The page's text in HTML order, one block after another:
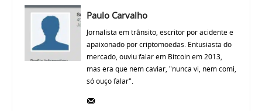
Paulo Carvalho
Jornalista em trânsito, escritor por acidente e
apaixonado por criptomoedas. Entusiasta do
mercado, ouviu falar em Bitcoin em 2013,
mas era que nem caviar, "nunca vi, nem comi,
só ouço falar".